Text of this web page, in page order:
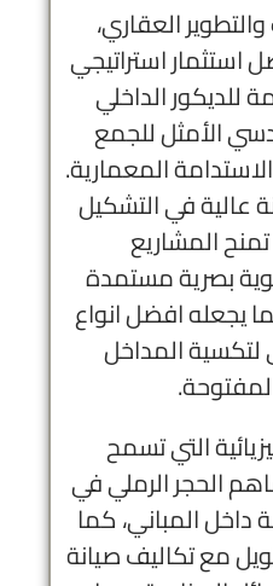
العقاري،
استثمار استراتيجي
للديكور الداخلي
الأمثل للجمع
المعمارية.
عالية في التشكيل
المشاريع
بصرية مستمدة
يجعله افضل انواع
لتكسية المداخل
التي تسمح
الحجر الرملي في
المباني، كما
مع تكاليف صيانة